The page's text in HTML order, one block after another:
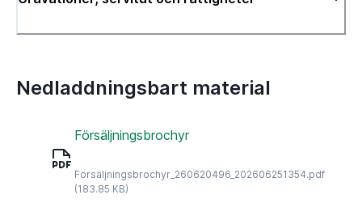
Nedladdningsbart material
Försäljningsbrochyr
Försäljningsbrochyr_260620496_202606251354.pdf
(183.85 KB)